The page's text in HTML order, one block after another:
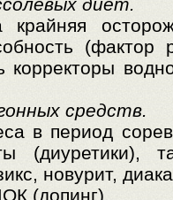
диет.
корректоры
средств.
в период
(диуретики),
новурит,
(допинг).